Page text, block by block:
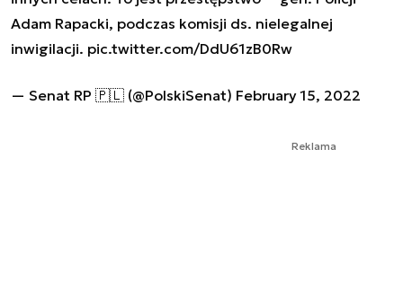
Adam Rapacki, podczas komisji ds. nielegalnej
inwigilacji. pic.twitter.com/DdU61zB0Rw
— Senat RP 🇵🇱 (@PolskiSenat) February 15, 2022
Reklama